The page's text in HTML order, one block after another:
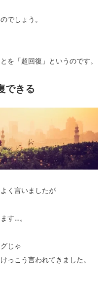
でしょう。
を「超回復」というのです。
できる
く言いましたが
す…。
じゃ
っこう言われてきました。